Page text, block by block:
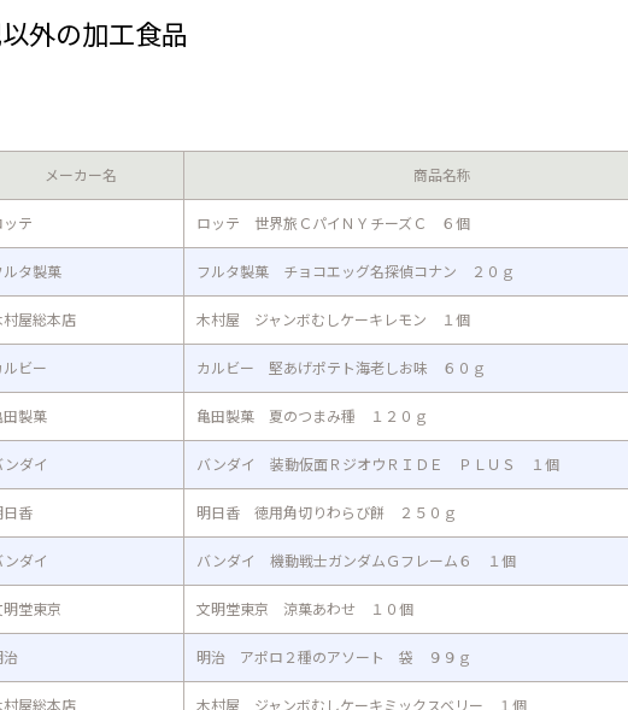
外の加工食品
メーカー名 商品名称
ッテ ロッテ 世界旅ＣパイＮＹチーズＣ ６個
ルタ製菓 フルタ製菓 チョコエッグ名探偵コナン ２０ｇ
村屋総本店 木村屋 ジャンボむしケーキレモン １個
ルビー カルビー 堅あげポテト海老しお味 ６０ｇ
田製菓 亀田製菓 夏のつまみ種 １２０ｇ
ンダイ バンダイ 装動仮面ＲジオウＲＩＤＥ ＰＬＵＳ １個
日香 明日香 徳用角切りわらび餅 ２５０ｇ
ンダイ バンダイ 機動戦士ガンダムＧフレーム６ １個
明堂東京 文明堂東京 涼菓あわせ １０個
治 明治 アポロ２種のアソート 袋 ９９ｇ
村屋総本店 木村屋 ジャンボむしケーキミックスベリー １個